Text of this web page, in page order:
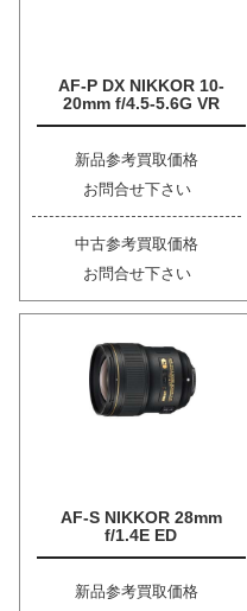
AF-P DX NIKKOR 10-
20mm f/4.5-5.6G VR
新品参考買取価格
お問合せ下さい
中古参考買取価格
お問合せ下さい
AF-S NIKKOR 28mm
f/1.4E ED
新品参考買取価格